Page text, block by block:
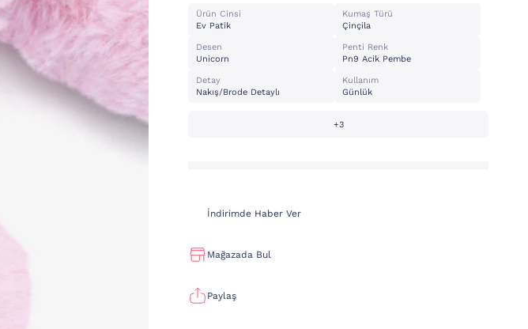
Ürün Cinsi
Ev Patik
Kumaş Türü
Çinçila
Desen
Unicorn
Penti Renk
Pn9 Acik Pembe
Detay
Nakış/brode Detaylı
Kullanım
Günlük
+3
İndirimde Haber Ver
Mağazada Bul
Paylaş